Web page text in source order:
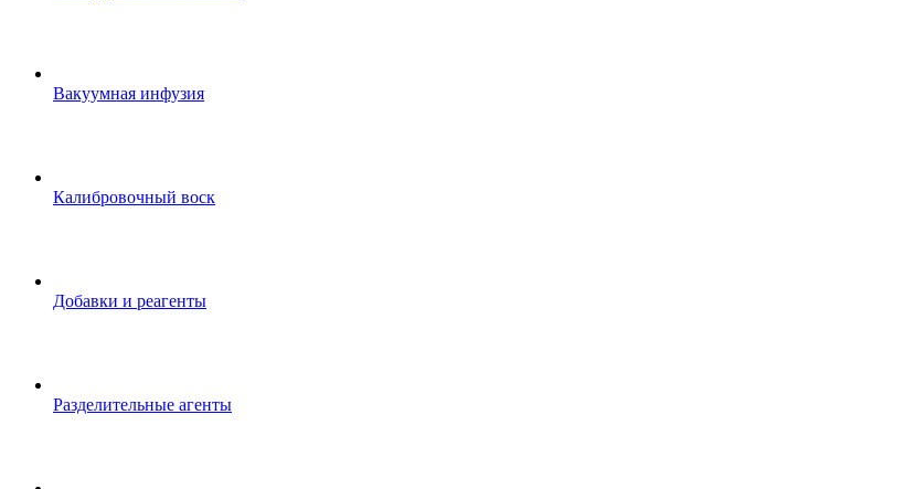
Вакуумная инфузия
Калибровочный воск
Добавки и реагенты
Разделительные агенты